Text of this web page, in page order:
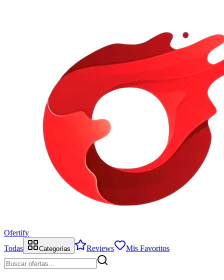
Ofertify
Todas
Categorías Reviews Mis Favoritos